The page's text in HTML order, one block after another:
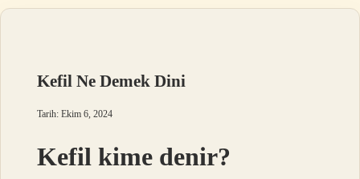
Kefil Ne Demek Dini
Tarih: Ekim 6, 2024
Kefil kime denir?